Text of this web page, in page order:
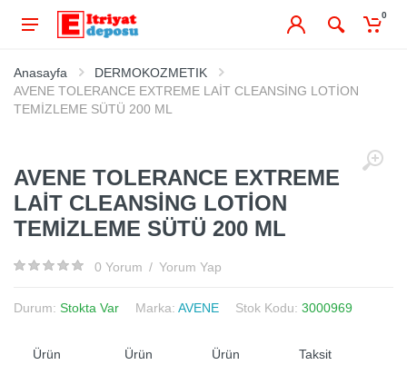
0
Anasayfa
DERMOKOZMETIK
AVENE TOLERANCE EXTREME LAİT CLEANSİNG LOTİON
TEMİZLEME SÜTÜ 200 ML
AVENE TOLERANCE EXTREME
LAİT CLEANSİNG LOTİON
TEMİZLEME SÜTÜ 200 ML
0 Yorum / Yorum Yap
Durum: Stokta Var Marka: AVENE Stok Kodu: 3000969
Ürün
Ürün
Ürün
Taksit